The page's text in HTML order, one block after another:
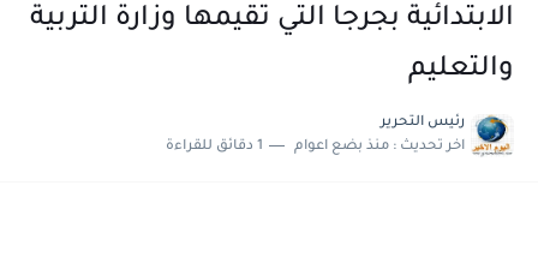
الابتدائية بجرجا التي تقيمها وزارة التربية
والتعليم
رئيس التحرير
اخر تحديث : منذ بضع اعوام 1 دقائق للقراءة